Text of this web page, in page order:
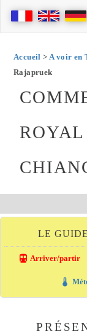
Accueil > A voir en
Rajapruek
LE
directions_transit Arriver/partir
thermostat